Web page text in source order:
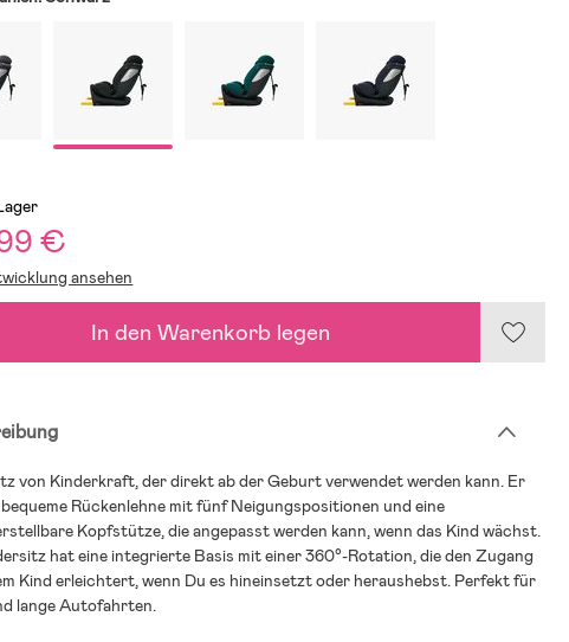
€
ansehen
In den Warenkorb legen
von Kinderkraft, der direkt ab der Geburt verwendet werden kann. Er
Rückenlehne mit fünf Neigungspositionen und eine
Kopfstütze, die angepasst werden kann, wenn das Kind wächst.
hat eine integrierte Basis mit einer 360°-Rotation, die den Zugang
Kind erleichtert, wenn Du es hineinsetzt oder heraushebst. Perfekt für
lange Autofahrten.